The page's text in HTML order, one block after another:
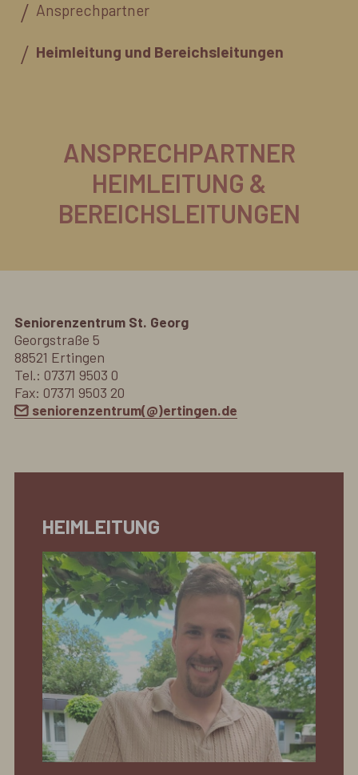
Ansprechpartner
Heimleitung und Bereichsleitungen
ANSPRECHPARTNER
HEIMLEITUNG &
BEREICHSLEITUNGEN
Seniorenzentrum St. Georg
Georgstraße 5
88521 Ertingen
Tel.: 07371 9503 0
Fax: 07371 9503 20
seniorenzentrum(@)ertingen.de
HEIMLEITUNG